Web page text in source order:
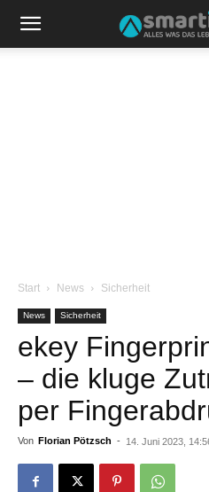
Start News Sicherheit
News Sicherheit
ekey
– die kluge
per
Von Florian Pötzsch - 14. Juni 2023,